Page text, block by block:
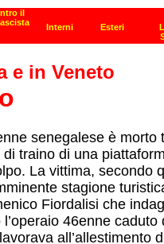
e in Veneto
senegalese è
traino di una
La vittima,
stagione
Fiordalisi che
46enne